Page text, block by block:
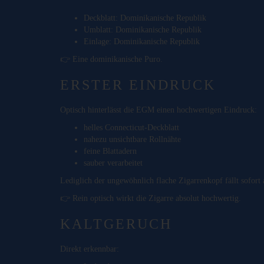
Deckblatt: Dominikanische Republik
Umblatt: Dominikanische Republik
Einlage: Dominikanische Republik
👉 Eine dominikanische Puro.
ERSTER EINDRUCK
Optisch hinterlässt die EGM einen hochwertigen Eindruck:
helles Connecticut-Deckblatt
nahezu unsichtbare Rollnähte
feine Blattadern
sauber verarbeitet
Lediglich der ungewöhnlich flache Zigarrenkopf fällt sofort
👉 Rein optisch wirkt die Zigarre absolut hochwertig.
KALTGERUCH
Direkt erkennbar: